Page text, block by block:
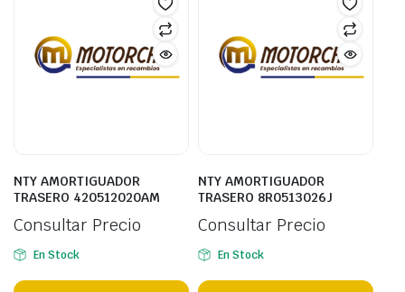
NTY AMORTIGUADOR
TRASERO 420512020AM
Consultar Precio
En Stock
NTY AMORTIGUADOR
TRASERO 8R0513026J
Consultar Precio
En Stock